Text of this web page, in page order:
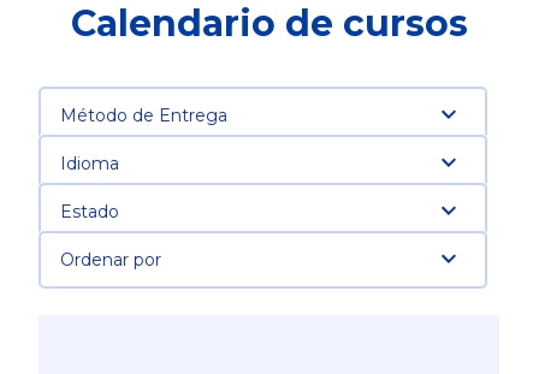
Calendario de cursos
Método de Entrega
Idioma
Estado
Ordenar por